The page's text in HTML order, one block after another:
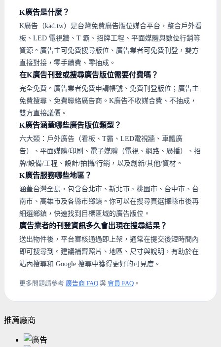
K廣告是什麼？
K廣告（kad.tw）是台灣免費廣告版位媒合平台，整合戶外看
板、LED 電視牆、T 霸、招牌工程、平面媒體與數位行銷等
資源。廣告主可免費搜尋版位、廣告業者可免費刊登，雙方
直接對接，零手續費、零抽成。
在K廣告刊登或搜尋廣告版位需要付費嗎？
完全免費。廣告業者免費申請帳號、免費刊登版位；廣告主
免費搜尋、免費聯絡廣告商。K廣告不收媒合費、不抽成，
雙方直接議價。
K廣告涵蓋哪些廣告版位類型？
六大類：戶外廣告（看板、T霸、LED電視牆、車體廣
告）、平面媒體/印刷、電子媒體（電視、網路、廣播）、招
牌/設備/工程、設計/拍攝/行銷，以及創新/其他/資材。
K廣告服務哪些地區？
涵蓋台灣全島，包含台北市、新北市、桃園市、台中市、台
南市、高雄市及各縣市鄉鎮。你可以在搜尋頁選擇縣市後再
細選鄉鎮，快速找到目標區域的廣告版位。
廣告業者的刊登資訊多久會出現在搜尋結果？
送出物件後，平台審核通過即上架，通常在提交後短時間內
即可搜尋到。建議補齊照片、地區、尺寸與說明，有助於在
站內搜尋和 Google 搜尋中獲得更好的可見度。
更多問題請參考 廣告商 FAQ 與 會員 FAQ 。
推薦廠商